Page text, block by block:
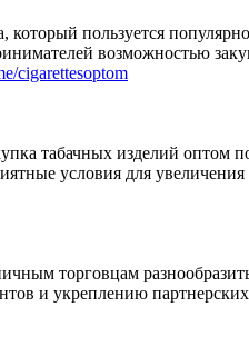
пользуется
возможностью
cigarettesoptom
табачных изделий оптом
условия для
торговцам
и укреплению